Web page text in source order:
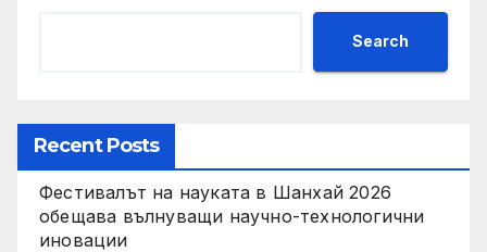
Search
Recent Posts
Фестивалът на науката в Шанхай 2026
обещава вълнуващи научно-технологични
иновации